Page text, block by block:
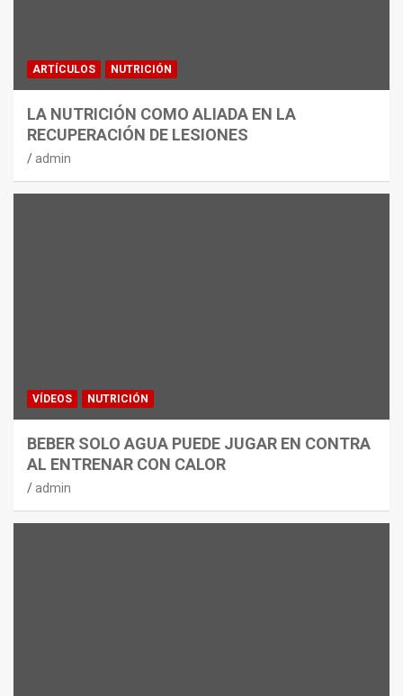
ARTÍCULOS NUTRICIÓN
LA NUTRICIÓN COMO ALIADA EN LA
RECUPERACIÓN DE LESIONES
admin
VÍDEOS NUTRICIÓN
BEBER SOLO AGUA PUEDE JUGAR EN CONTRA
AL ENTRENAR CON CALOR
admin